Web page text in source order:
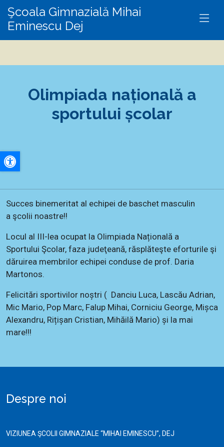
Şcoala Gimnazială Mihai
Eminescu Dej
A+
Olimpiada națională a
sportului școlar
Succes binemeritat al echipei de baschet masculin
a şcolii noastre!!
Locul al III-lea ocupat la Olimpiada Națională a
Sportului Şcolar, faza judeţeană, răsplăteşte eforturile şi
dăruirea membrilor echipei conduse de prof. Daria
Martonos.
Felicitări sportivilor noștri ( Danciu Luca, Lascău Adrian,
Mic Mario, Pop Marc, Falup Mihai, Corniciu George, Mișca
Alexandru, Rițișan Cristian, Mihăilă Mario) și la mai
mare!!!
Despre noi
VIZIUNEA ŞCOLII GIMNAZIALE “MIHAI EMINESCU”, DEJ